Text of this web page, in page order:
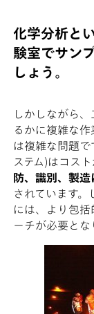
化学分析と
験室でサン
しょう。
しかしながら
るかに複雑な
は複雑な問題で
ステム)はコスト
防、識別、製
されています。
には、より包括
ーチが必要とな